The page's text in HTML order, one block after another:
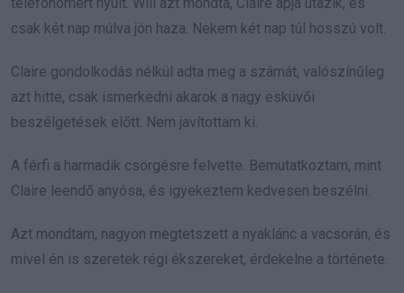
csak két nap múlva jön haza. Nekem két nap túl hosszú volt.
Claire gondolkodás nélkül adta meg a számát, valószínűleg
azt hitte, csak ismerkedni akarok a nagy esküvői
beszélgetések előtt. Nem javítottam ki.
A férfi a harmadik csörgésre felvette. Bemutatkoztam, mint
Claire leendő anyósa, és igyekeztem kedvesen beszélni.
Azt mondtam, nagyon megtetszett a nyaklánc a vacsorán, és
mivel én is szeretek régi ékszereket, érdekelne a története.